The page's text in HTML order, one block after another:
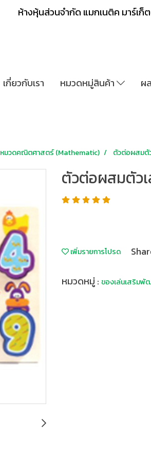
ห้างหุ้นส่วนจำกัด แมกเนติค มาร์เก็
เกี่ยวกับเรา หมวดหมู่สินค้า ผ
หมวดคณิตศาสตร์ (Mathematic) ตัวต่อผสมตั
ตัวต่อผสมตัว
เพิ่มรายการโปรด
หมวดหมู่ : ของเล่นเสริมพั